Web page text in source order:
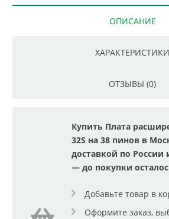
ОПИСАНИЕ
ХАРАКТЕРИСТИКИ
ОТЗЫВЫ (0)
Купить Плата
32S на 38 пинов в
доставкой по России
— до покупки
Добавьте товар в
Оформите заказ,